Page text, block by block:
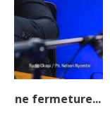
Culture –